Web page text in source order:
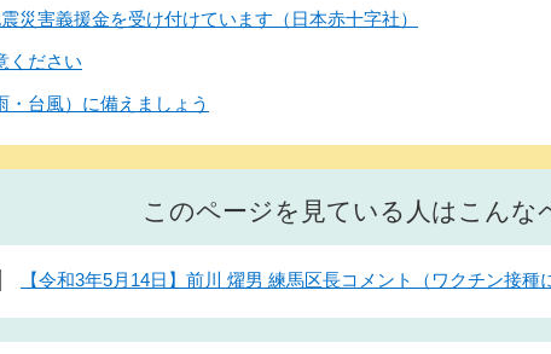
災害義援金を受け付けています（日本赤十字社）
ください
・台風）に備えましょう
このページを見ている人はこんな
【令和3年5月14日】前川 燿男 練馬区長コメント（ワクチン接種